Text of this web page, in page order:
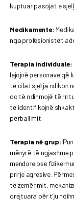
kuptuar pasojat e
Medikamente:
nga profesionistët
Terapia individuale:
lejojnë personave që
të cilat sjellja ndikon
do të ndihmojë të
të identifikojnë
përballimit.
Terapia në grup:
mënyrë të ngjashme
mendore ose fizike
prirje agresive.
të zemërimit,
drejtuara për t’ju